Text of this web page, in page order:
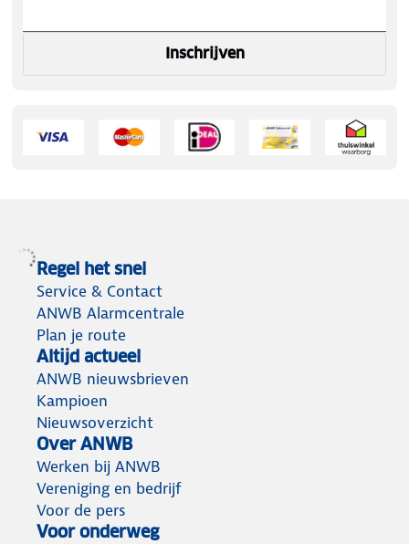
Inschrijven
Regel het snel
Service & Contact
ANWB Alarmcentrale
Plan je route
Altijd actueel
ANWB nieuwsbrieven
Kampioen
Nieuwsoverzicht
Over ANWB
Werken bij ANWB
Vereniging en bedrijf
Voor de pers
Voor onderweg